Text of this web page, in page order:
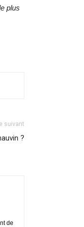
plus
suivant
?
de